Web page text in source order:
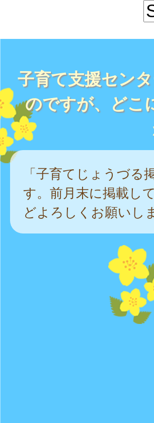
子育て支援セン
のですが、どこ
「子育てじょうづる
す。前月末に掲載し
どよろしくお願いし